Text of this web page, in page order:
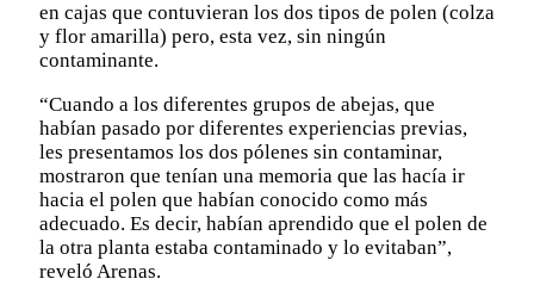
en cajas que contuvieran los dos tipos de polen (colza
y flor amarilla) pero, esta vez, sin ningún
contaminante.
“Cuando a los diferentes grupos de abejas, que
habían pasado por diferentes experiencias previas,
les presentamos los dos pólenes sin contaminar,
mostraron que tenían una memoria que las hacía ir
hacia el polen que habían conocido como más
adecuado. Es decir, habían aprendido que el polen de
la otra planta estaba contaminado y lo evitaban”,
reveló Arenas.